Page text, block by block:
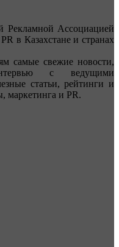
Рекламной Ассоциацией
в Казахстане и странах
самые свежие новости,
с ведущими
статьи, рейтинги и
маркетинга и PR.